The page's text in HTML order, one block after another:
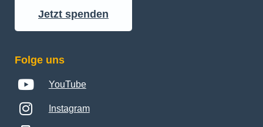
Jetzt spenden
Folge uns
YouTube
Instagram